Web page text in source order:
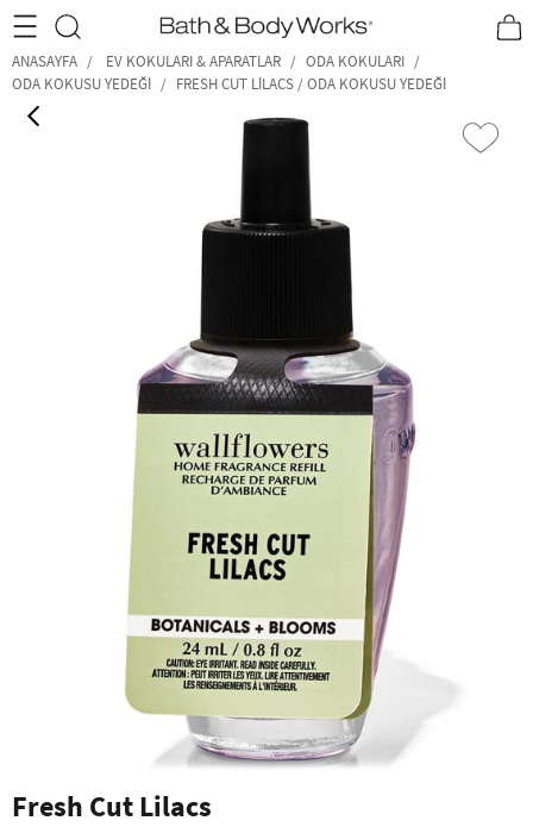
•2200₺ ve Üzeri Kargo Ücretsiz!• *Promosyon Detayları
ANASAYFA EV KOKULARI & APARATLAR
ODA KOKULARI
ODA KOKUSU YEDEĞI
FRESH CUT LILACS / ODA KOKUSU YEDEĞI
Fresh Cut Lilacs